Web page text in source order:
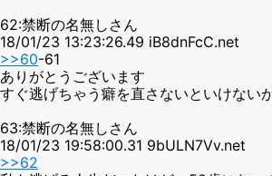
62:禁断の名無しさん
18/01/23 13:23:26.49 iB8dnFcC.net
>>60-61
ありがとうございます
すぐ逃げちゃう癖を直さないといけない
63:禁断の名無しさん
18/01/23 19:58:00.31 9bULN7Vv.net
>>62